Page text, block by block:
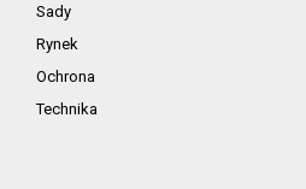
Sady
Rynek
Ochrona
Technika